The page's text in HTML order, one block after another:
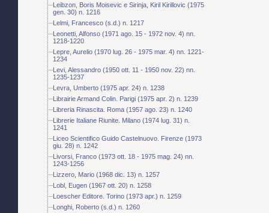
Leibzon, Boris Moisevic e Sirinja, Kiril Kirillovic (1975
gen. 30) n. 1216
Lelmi, Francesco (s.d.) n. 1217
Leonetti, Alfonso (1971 ago. 15 - 1972 nov. 4) nn.
1218-1220
Lepre, Aurelio (1970 lug. 26 - 1975 mar. 4) nn. 1221-
1234
Levi, Alessandro (1950 ott. 11 - 1950 nov. 22) nn.
1235-1237
Levra, Umberto (1975 apr. 24) n. 1238
Librairie Armand Colin. Parigi (1975 apr. 2) n. 1239
Libreria Rinascita. Roma (1957 ago. 23) n. 1240
Librerie Italiane Riunite. Milano (1974 lug. 31) n.
1241
Liceo Scientifico Guido Castelnuovo. Firenze (1973
giu. 28) n. 1242
Livorsi, Franco (1973 ott. 18 - 1975 mag. 24) nn.
1243-1256
Lizzero, Mario (1968 dic. 13) n. 1257
Lobl, Eugen (1967 ott. 20) n. 1258
Loescher Editore. Torino (1973 apr.) n. 1259
Longhi, Roberto (s.d.) n. 1260